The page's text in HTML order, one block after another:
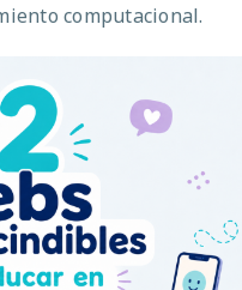
computacional.